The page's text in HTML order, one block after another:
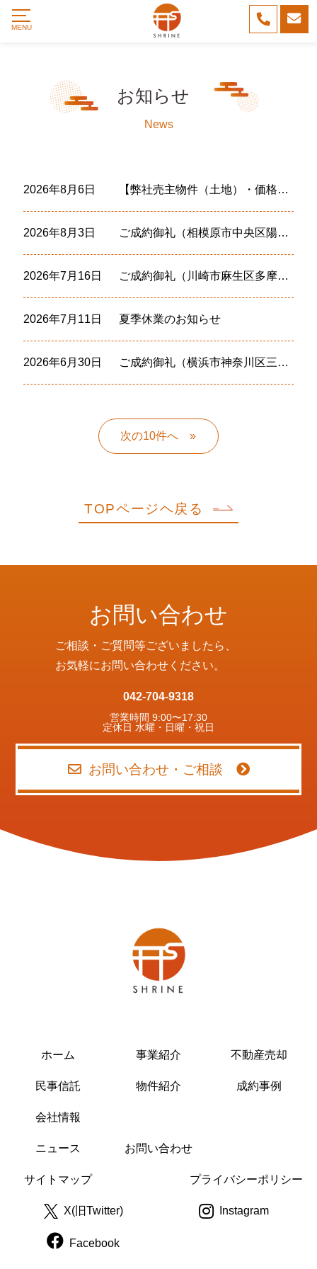
お知らせ
News
2026年8月6日 【弊社売主物件（土地）・価格変更】ＪＲ中央線「八王子」駅徒歩14分
2026年8月3日 ご成約御礼（相模原市中央区陽光台６丁目【中古戸建】）
2026年7月16日 ご成約御礼（川崎市麻生区多摩美１丁目【土地】）
2026年7月11日 夏季休業のお知らせ
2026年6月30日 ご成約御礼（横浜市神奈川区三ツ沢中町【土地】）
»
TOPページヘ戻る
お問い合わせ
ご相談・ご質問等ございましたら、
お気軽にお問い合わせください。
042-704-9318
営業時間 9:00〜17:30
定休日 水曜・日曜・祝日
お問い合わせ・ご相談
ホーム 事業紹介 不動産売却
民事信託 物件紹介 成約事例
会社情報
ニュース お問い合わせ
サイトマップ プライバシーポリシー
X(旧Twitter) Instagram
Facebook